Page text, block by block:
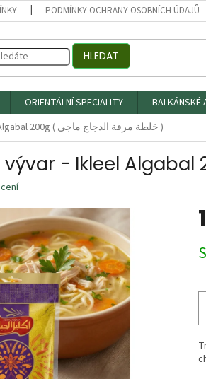
PODMÍNKY OCHRANY OSOBNÍCH ÚDAJŮ
HLEDAT
ORIENTÁLNÍ SPECIALITY BALKÁNSKÉ
Kořeni na kuřecí vývar - Ikleel Algabal 200g ( خلطة مرقة الدجاج ماجي )